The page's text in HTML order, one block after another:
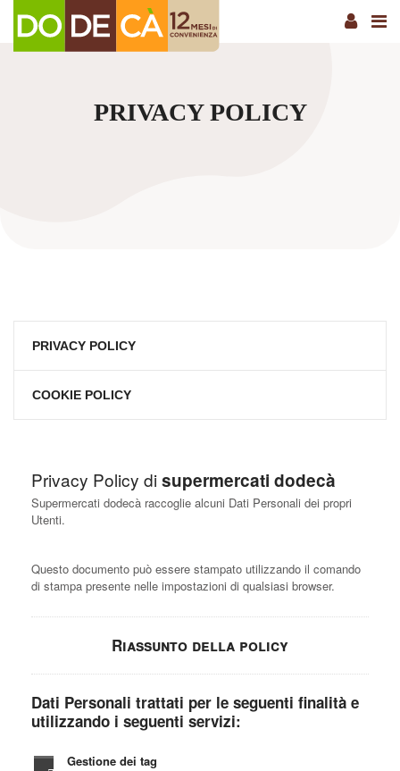
PRIVACY POLICY
PRIVACY POLICY
COOKIE POLICY
Privacy Policy di supermercati dodecà
Supermercati dodecà raccoglie alcuni Dati Personali dei propri
Utenti.
Questo documento può essere stampato utilizzando il comando
di stampa presente nelle impostazioni di qualsiasi browser.
Riassunto della policy
Dati Personali trattati per le seguenti finalità e
utilizzando i seguenti servizi:
Gestione dei tag